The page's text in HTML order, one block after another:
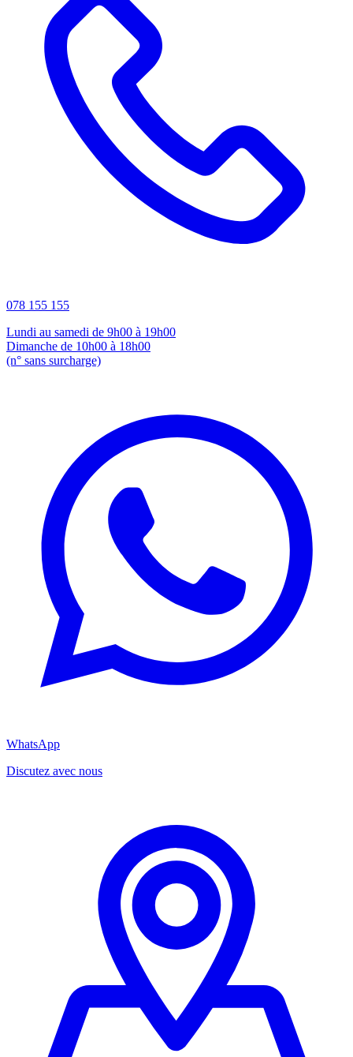
078 155 155
Lundi au samedi de 9h00 à 19h00
Dimanche de 10h00 à 18h00
(n° sans surcharge)
WhatsApp
Discutez avec nous